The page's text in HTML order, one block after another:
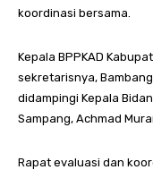
koordinasi bersama.
Kepala BPPKAD
sekretarisnya,
didampingi Kepala
Sampang, Achmad
Rapat evaluasi dan